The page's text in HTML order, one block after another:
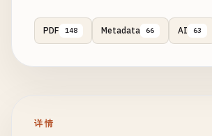
PDF 148 Metadata 66 AI 63
详情